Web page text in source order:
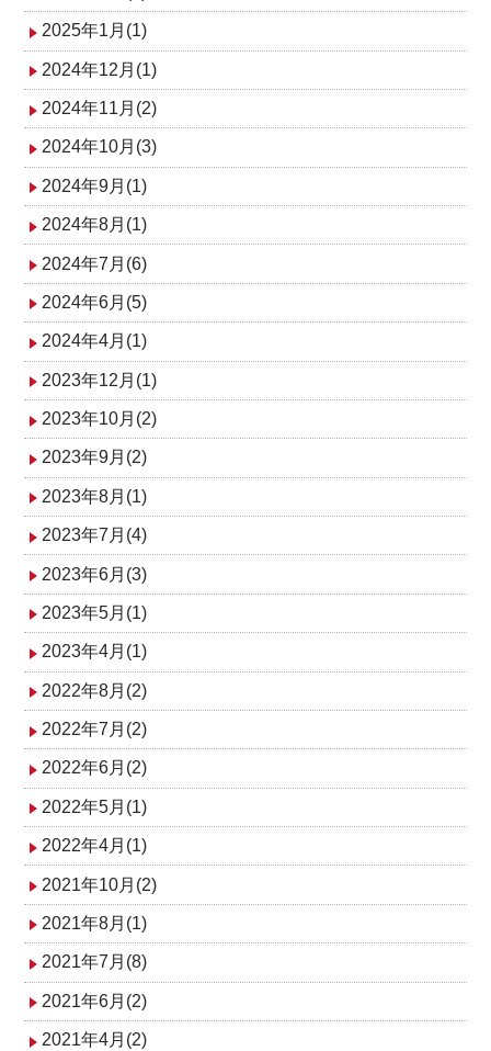
2025年1月(1)
2024年12月(1)
2024年11月(2)
2024年10月(3)
2024年9月(1)
2024年8月(1)
2024年7月(6)
2024年6月(5)
2024年4月(1)
2023年12月(1)
2023年10月(2)
2023年9月(2)
2023年8月(1)
2023年7月(4)
2023年6月(3)
2023年5月(1)
2023年4月(1)
2022年8月(2)
2022年7月(2)
2022年6月(2)
2022年5月(1)
2022年4月(1)
2021年10月(2)
2021年8月(1)
2021年7月(8)
2021年6月(2)
2021年4月(2)